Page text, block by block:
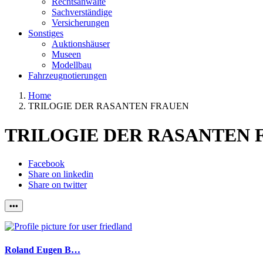
Sachverständige
Versicherungen
Sonstiges
Auktionshäuser
Museen
Modellbau
Fahrzeugnotierungen
Home
TRILOGIE DER RASANTEN FRAUEN
TRILOGIE DER RASANTEN
Facebook
Share on linkedin
Share on twitter
•••
Roland Eugen B…